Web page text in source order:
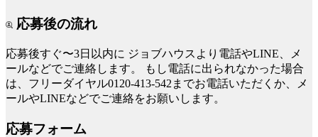
応募後の流れ
応募後すぐ〜3日以内に ジョブハウスより電話やLINE、メ
ールなどでご連絡します。
もし電話に出られなかった場合
は、フリーダイヤル0120-413-542までお電話いただくか、メ
ールやLINEなどでご連絡をお願いします。
応募フォーム